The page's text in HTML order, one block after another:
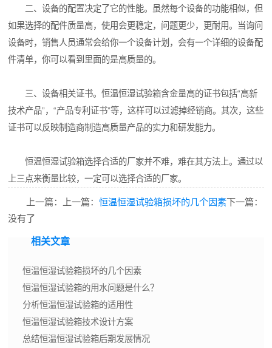
二、设备的配置决定了它的性能。虽然每个设备的功能相似，但
如果选择的配件质量高，使用会更稳定，问题更少，更耐用。当询问
设备时，销售人员通常会给你一个设备计划，会有一个详细的设备配
件清单，你可以看到里面的是高质量的。
三、设备相关证书。恒温恒湿试验箱含金量高的证书包括“高新
技术产品”，“产品专利证书”等，这样可以过滤掉经销商。其次，这些
证书可以反映制造商制造高质量产品的实力和研发能力。
恒温恒湿试验箱选择合适的厂家并不难，难在其方法上。通过以
上三点来衡量比较，一定可以选择合适的厂家。
上一篇：上一篇：恒温恒湿试验箱损坏的几个因素下一篇：
没有了
相关文章
恒温恒湿试验箱损坏的几个因素
恒温恒湿试验箱的用水问题是什么？
分析恒温恒湿试验箱的适用性
恒温恒湿试验箱技术设计方案
总结恒温恒湿试验箱后期发展情况